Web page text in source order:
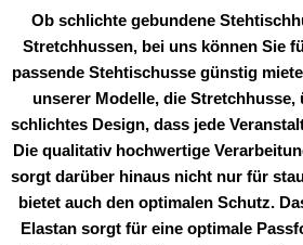
Ob schlichte gebundene
Stretchhussen, bei uns können Sie
passende Stehtischusse günstig
unserer Modelle, die
schlichtes Design, dass jede
Die qualitativ hochwertige
sorgt darüber hinaus nicht nur für
bietet auch den optimalen Schutz.
Elastan sorgt für eine optimale